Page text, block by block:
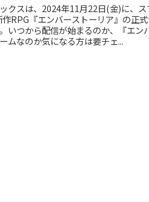
クスは、2024年11月22日(金)に、ス
RPG『エンバーストーリア』の正
いつから配信が始まるのか、『エン
ムなのか気になる方は要チェ...